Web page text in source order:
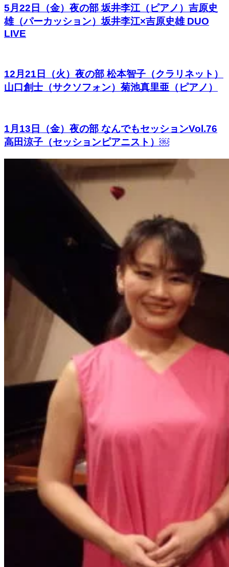
5月22日（金）夜の部 坂井李江（ピアノ）吉原史
雄（パーカッション）坂井李江×吉原史雄 DUO
LIVE
12月21日（火）夜の部 松本智子（クラリネット）
山口創士（サクソフォン）菊池真里亜（ピアノ）
1月13日（金）夜の部 なんでもセッションVol.76
高田涼子（セッションピアニスト）￼